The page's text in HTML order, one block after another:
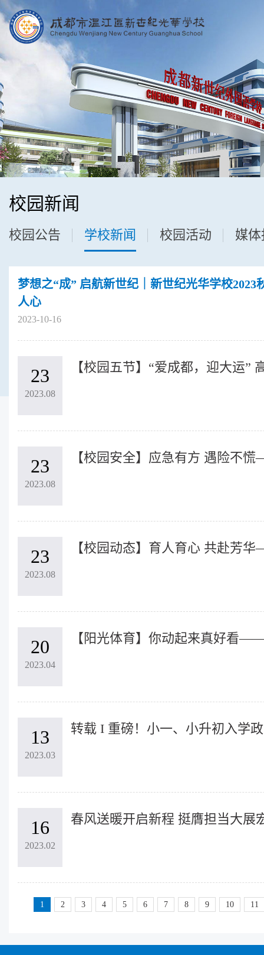
校园新闻
校园公告 学校新闻 校园活动 媒
梦想之“成” 启航新世纪｜新世纪光华学校2023
人心
2023-10-16
23
2023.08
23
2023.08
23
2023.08
20
2023.04
13
2023.03
转载 I 重磅！小一、小升初入学
16
2023.02
1 2 3 4 5 6 7 8 9 10 11